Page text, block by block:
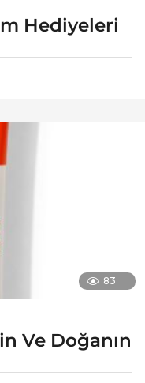
Hediyeleri
83
Ve Doğanın